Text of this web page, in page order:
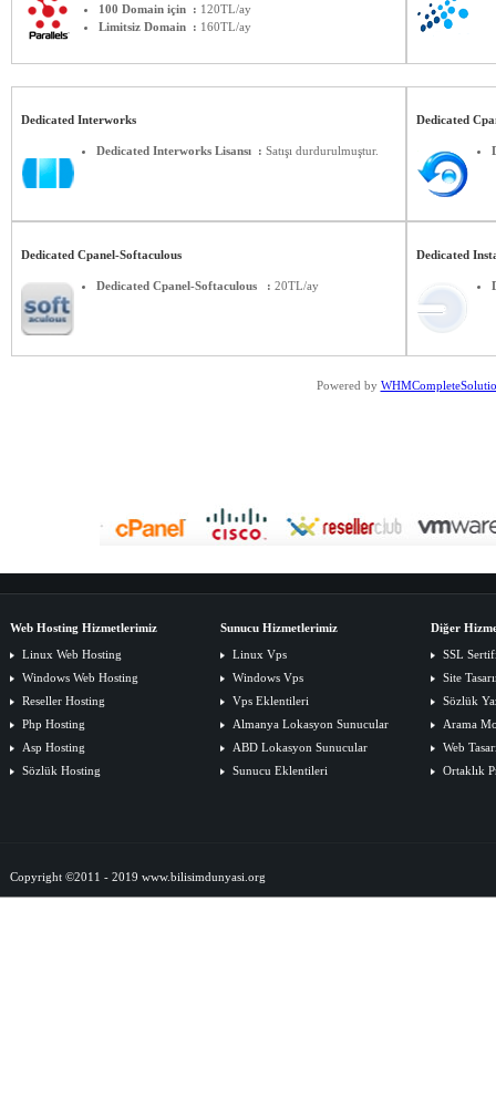
100 Domain için : 120TL/ay
Limitsiz Domain : 160TL/ay
Dedicated Interworks
Dedicated Interworks Lisansı : Satışı durdurulmuştur.
Dedicated
Dedicated Cpanel-Softaculous
Dedicated Cpanel-Softaculous : 20TL/ay
Dedicated
Powered by
Web Hosting Hizmetlerimiz Sunucu Hizmetlerimiz
Diğer
Linux Web Hosting
Windows Web Hosting
Reseller Hosting
Php Hosting
Asp Hosting
Sözlük Hosting
Linux Vps
Windows Vps
Vps Eklentileri
Almanya Lokasyon Sunucular
ABD Lokasyon Sunucular
Sunucu Eklentileri
SSL
Site
Sözlük
Arama
Web
Ortaklık
Copyright ©2011 - 2019 www.bilisimdunyasi.org